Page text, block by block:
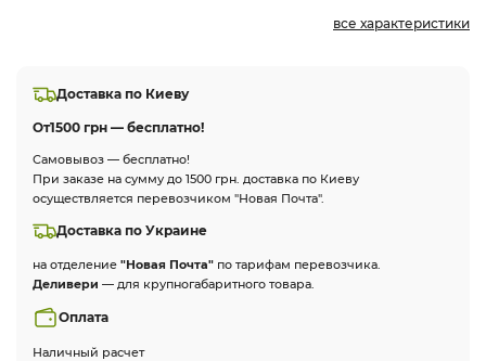
все характеристики
Доставка по Киеву
От1500 грн — бесплатно!
Самовывоз — бесплатно!
При заказе на сумму до 1500 грн. доставка по Киеву
осуществляется перевозчиком "Новая Почта".
Доставка по Украине
на отделение "Новая Почта" по тарифам перевозчика.
Деливери — для крупногабаритного товара.
Оплата
Наличный расчет